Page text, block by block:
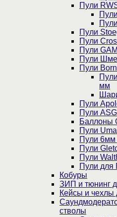
Пули
Пули
Пули
Пули
Пули
Пули
мм
Пули
Пули
Баллоны
Пули
Пули 6мм
Пули
Пули
Пули для
Кобуры
ЗИП и тюнинг
Кейсы и чехлы
стволы